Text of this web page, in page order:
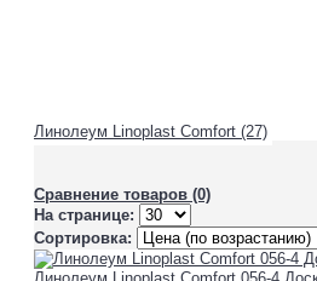
Линолеум Linoplast Comfort (27)
Сравнение товаров (0)
На странице:
Сортировка: